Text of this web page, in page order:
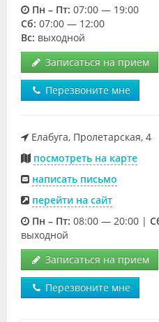
Пн – Пт: 07:00 — 19:00
Cб: 07:00 — 12:00
Вс: выходной
Записаться на прием
Перезвоните мне
Елабуга, Пролетарская, 4
посмотреть на карте
написать письмо
перейти на сайт
Пн – Пт: 08:00 — 20:00 |
выходной
Записаться на прием
Перезвоните мне